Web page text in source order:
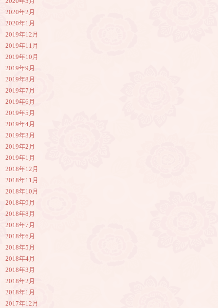
2020年2月
2020年1月
2019年12月
2019年11月
2019年10月
2019年9月
2019年8月
2019年7月
2019年6月
2019年5月
2019年4月
2019年3月
2019年2月
2019年1月
2018年12月
2018年11月
2018年10月
2018年9月
2018年8月
2018年7月
2018年6月
2018年5月
2018年4月
2018年3月
2018年2月
2018年1月
2017年12月